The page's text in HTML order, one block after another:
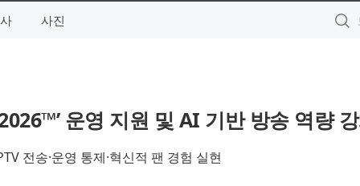
사진
운영 지원 및 AI 기반 방송 역량
전송·운영 통제·혁신적 팬 경험 실현